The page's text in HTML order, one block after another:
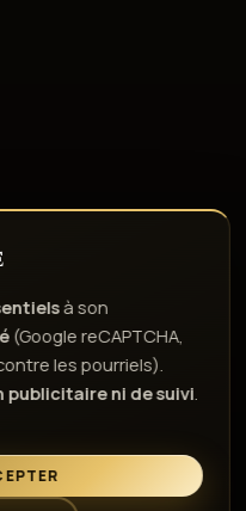
d'utilisation
Politique de témoins
depuis 1980
à son
(Google reCAPTCHA,
les pourriels).
publicitaire ni de suivi.